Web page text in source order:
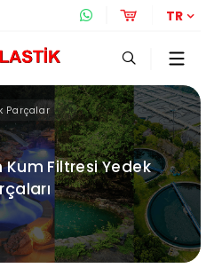
WhatsappOnline
TR
Kum Filtresi Yedek
Parçalar